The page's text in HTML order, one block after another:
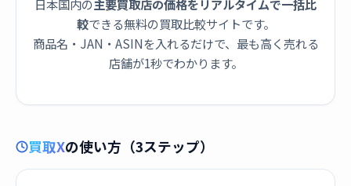
日本国内の主要買取店の価格をリアルタイムで一括比
較できる無料の買取比較サイトです。
商品名・JAN・ASINを入れるだけで、最も高く売れる
店舗が1秒でわかります。
買取Xの使い方（3ステップ）